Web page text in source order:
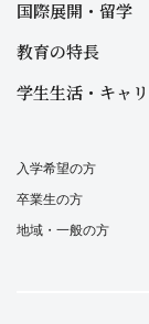
国際展開・留学
教育の特長
学生生活・キャ
入学希望の方
卒業生の方
地域・一般の方